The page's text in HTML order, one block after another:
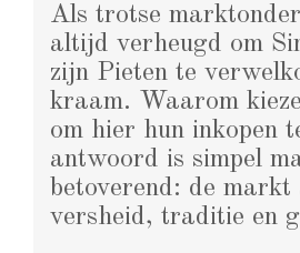
Als trotse
altijd verheugd om
zijn Pieten te
kraam. Waarom
om hier hun inkopen
antwoord is simpel
betoverend: de markt
versheid, traditie en